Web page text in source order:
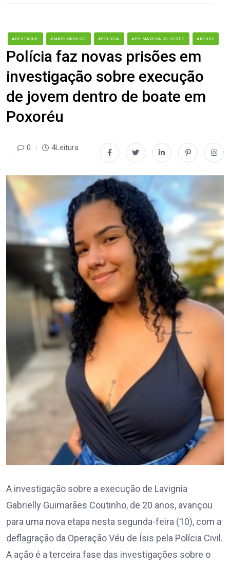
#DESTAQUE #MATO GROSSO #POLÍCIA #PRIMAVERA DO LESTE #REDES
Polícia faz novas prisões em
investigação sobre execução
de jovem dentro de boate em
Poxoréu
0 4Leitura
A investigação sobre a execução de Lavignia
Gabrielly Guimarães Coutinho, de 20 anos, avançou
para uma nova etapa nesta segunda-feira (10), com a
deflagração da Operação Véu de Ísis pela Polícia Civil.
A ação é a terceira fase das investigações sobre o